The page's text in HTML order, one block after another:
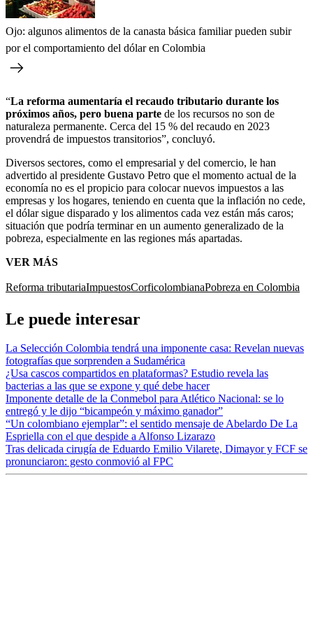
Ojo: algunos alimentos de la canasta básica familiar pueden subir
por el comportamiento del dólar en Colombia
“La reforma aumentaría el recaudo tributario durante los
próximos años, pero buena parte de los recursos no son de
naturaleza permanente. Cerca del 15 % del recaudo en 2023
provendrá de impuestos transitorios”, concluyó.
Diversos sectores, como el empresarial y del comercio, le han
advertido al presidente Gustavo Petro que el momento actual de la
economía no es el propicio para colocar nuevos impuestos a las
empresas y los hogares, teniendo en cuenta que la inflación no cede,
el dólar sigue disparado y los alimentos cada vez están más caros;
situación que podría terminar en un aumento generalizado de la
pobreza, especialmente en las regiones más apartadas.
VER MÁS
Reforma tributariaImpuestosCorficolombianaPobreza en Colombia
Le puede interesar
La Selección Colombia tendrá una imponente casa: Revelan nuevas
fotografías que sorprenden a Sudamérica
¿Usa cascos compartidos en plataformas? Estudio revela las
bacterias a las que se expone y qué debe hacer
Imponente detalle de la Conmebol para Atlético Nacional: se lo
entregó y le dijo “bicampeón y máximo ganador”
“Un colombiano ejemplar”: el sentido mensaje de Abelardo De La
Espriella con el que despide a Alfonso Lizarazo
Tras delicada cirugía de Eduardo Emilio Vilarete, Dimayor y FCF se
pronunciaron: gesto conmovió al FPC